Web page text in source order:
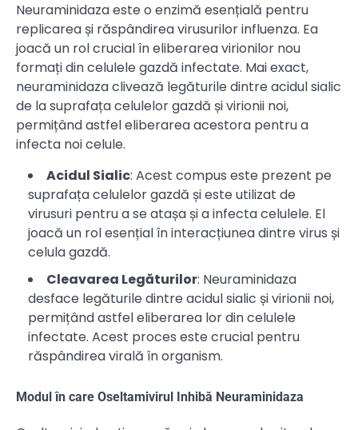
Neuraminidaza este o enzimă esențială pentru
replicarea și răspândirea virusurilor influenza. Ea
joacă un rol crucial în eliberarea virionilor nou
formați din celulele gazdă infectate. Mai exact,
neuraminidaza clivează legăturile dintre acidul sialic
de la suprafața celulelor gazdă și virionii noi,
permițând astfel eliberarea acestora pentru a
infecta noi celule.
Acidul Sialic: Acest compus este prezent pe
suprafața celulelor gazdă și este utilizat de
virusuri pentru a se atașa și a infecta celulele. El
joacă un rol esențial în interacțiunea dintre virus și
celula gazdă.
Cleavarea Legăturilor: Neuraminidaza
desface legăturile dintre acidul sialic și virionii noi,
permițând astfel eliberarea lor din celulele
infectate. Acest proces este crucial pentru
răspândirea virală în organism.
Modul în care Oseltamivirul Inhibă Neuraminidaza